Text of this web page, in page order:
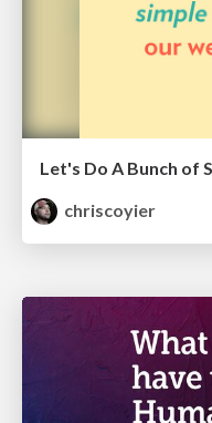
chriscoyier